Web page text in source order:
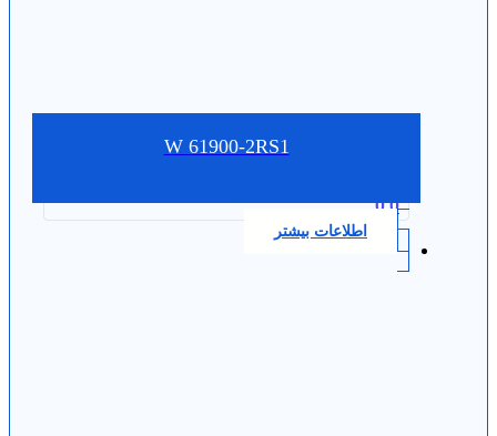
W 61900-2RS1
0.0
اطلاعات بیشتر